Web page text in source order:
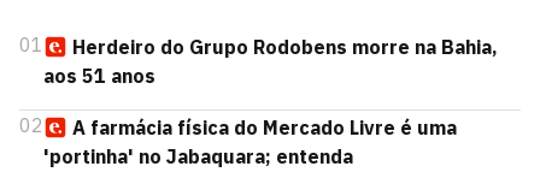
01
Herdeiro do Grupo Rodobens morre na Bahia,
aos 51 anos
02
A farmácia física do Mercado Livre é uma
'portinha' no Jabaquara; entenda